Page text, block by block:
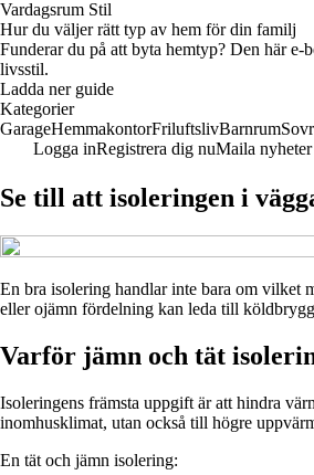
Vardagsrum Stil
Hur du väljer rätt typ av hem för din familj
Funderar du på att byta hemtyp? Den här
livsstil.
Ladda ner guide
Kategorier
GarageHemmakontorFriluftslivBarnrum
Logga inRegistrera dig nuMaila nyheter
Se till att isoleringen i
En bra isolering handlar inte bara om vilket
eller ojämn fördelning kan leda till
Varför jämn och tät
Isoleringens främsta uppgift är att hindra
inomhusklimat, utan också till högre
En tät och jämn isolering: